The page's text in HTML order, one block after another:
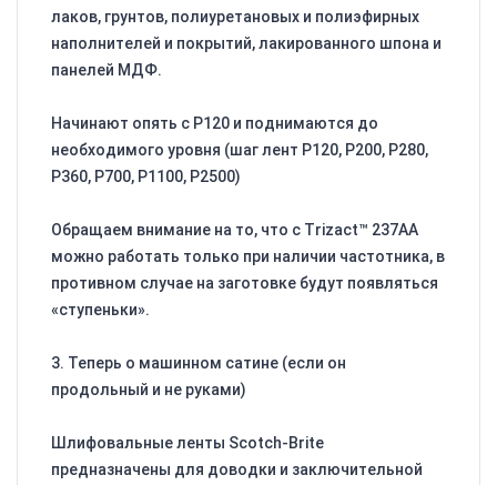
лаков, грунтов, полиуретановых и полиэфирных
наполнителей и покрытий, лакированного шпона и
панелей МДФ.
Начинают опять с Р120 и поднимаются до
необходимого уровня (шаг лент Р120, Р200, Р280,
Р360, Р700, Р1100, Р2500)
Обращаем внимание на то, что с Trizact™ 237AA
можно работать только при наличии частотника, в
противном случае на заготовке будут появляться
«ступеньки».
3. Теперь о машинном сатине (если он
продольный и не руками)
Шлифовальные ленты Scotch-Brite
предназначены для доводки и заключительной